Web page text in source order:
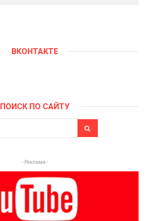
ВКОНТАКТЕ
ПОИСК ПО САЙТУ
- Реклама -